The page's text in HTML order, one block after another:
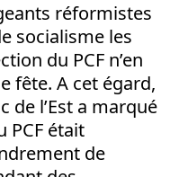
réformistes
socialisme les
du PCF n’en
fête. A cet égard,
de l’Est a marqué
PCF était
de